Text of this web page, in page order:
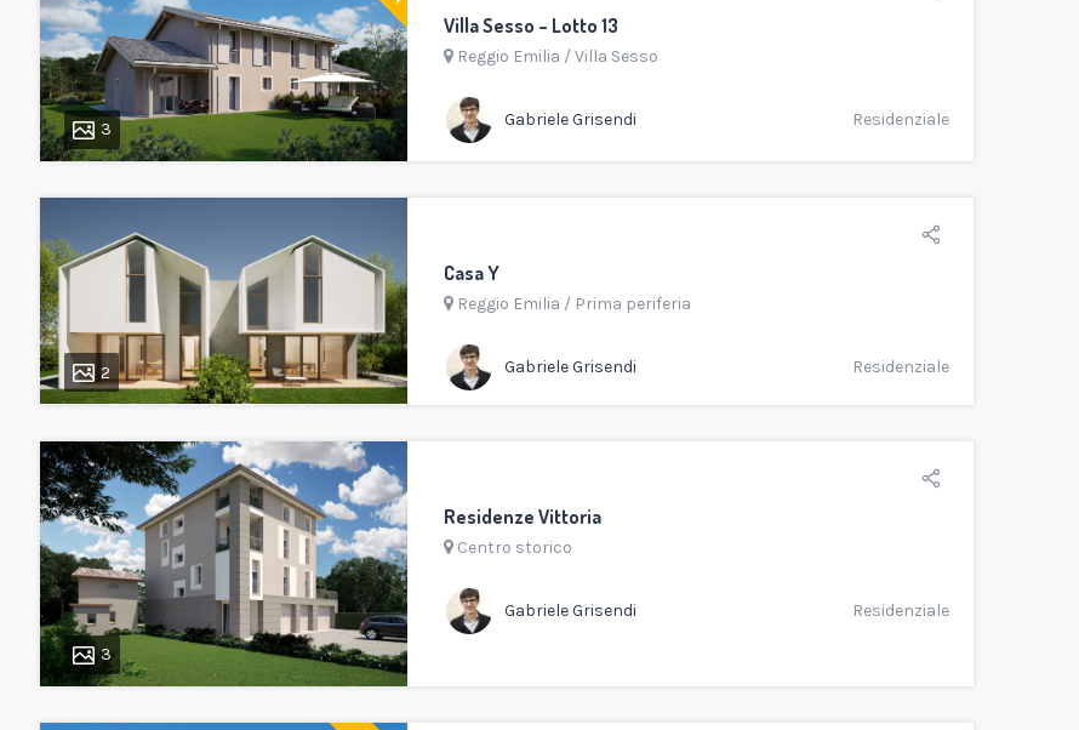
3
Villa Sesso – Lotto 13
Reggio Emilia / Villa Sesso
Gabriele Grisendi Residenziale
2
Casa Y
Reggio Emilia / Prima periferia
Gabriele Grisendi Residenziale
3
Residenze Vittoria
Centro storico
Gabriele Grisendi Residenziale